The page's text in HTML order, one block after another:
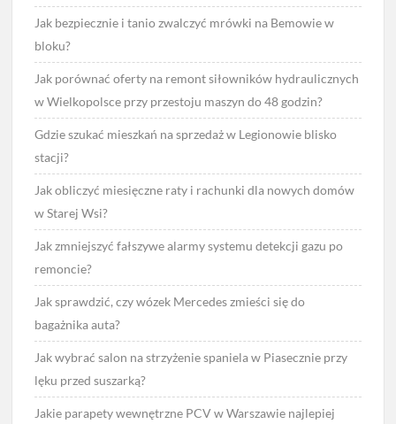
Jak bezpiecznie i tanio zwalczyć mrówki na Bemowie w
bloku?
Jak porównać oferty na remont siłowników hydraulicznych
w Wielkopolsce przy przestoju maszyn do 48 godzin?
Gdzie szukać mieszkań na sprzedaż w Legionowie blisko
stacji?
Jak obliczyć miesięczne raty i rachunki dla nowych domów
w Starej Wsi?
Jak zmniejszyć fałszywe alarmy systemu detekcji gazu po
remoncie?
Jak sprawdzić, czy wózek Mercedes zmieści się do
bagażnika auta?
Jak wybrać salon na strzyżenie spaniela w Piasecznie przy
lęku przed suszarką?
Jakie parapety wewnętrzne PCV w Warszawie najlepiej